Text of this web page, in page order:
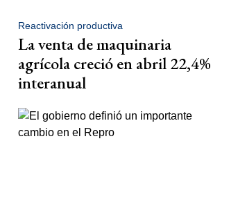
Reactivación productiva
La venta de maquinaria
agrícola creció en abril 22,4%
interanual